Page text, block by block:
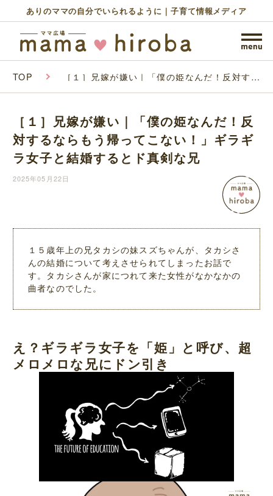
ありのママの自分でいられるように｜子育て情報メディア
TOP ［１］兄嫁が嫌い｜「僕の姫なんだ！反対する
するとド真剣な兄
［１］兄嫁が嫌い｜「僕の姫なんだ！反
対するならもう帰ってこない！」ギラギ
ラ女子と結婚するとド真剣な兄
2025年05月22日
１５歳年上の兄タカシの妹スズちゃんが、タカシさ
んの結婚について考えさせられてしまったお話で
す。タカシさんが家につれて来た女性がなかなかの
曲者なのでした。
え？ギラギラ女子を「姫」と呼び、超
メロメロな兄にドン引き